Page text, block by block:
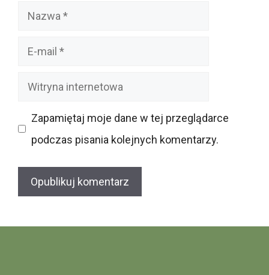
Nazwa
Witryna
Zapamiętaj moje dane w tej przeglądarce
podczas pisania kolejnych komentarzy.